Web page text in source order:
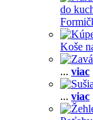
do
Koše
... viac
... viac